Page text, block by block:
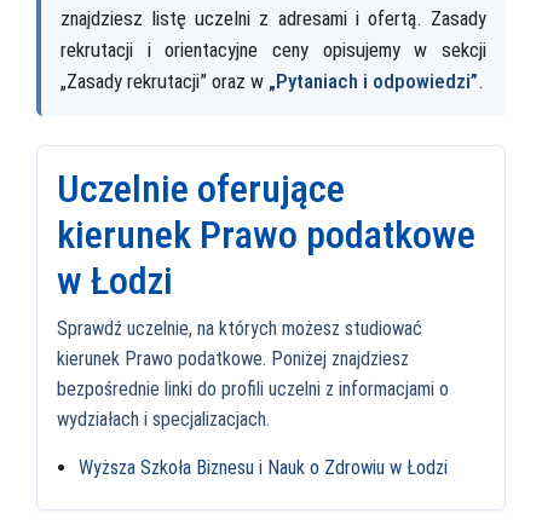
znajdziesz listę uczelni z adresami i ofertą. Zasady
rekrutacji i orientacyjne ceny opisujemy w sekcji
„Zasady rekrutacji” oraz w „Pytaniach i odpowiedzi”.
Uczelnie oferujące
kierunek Prawo podatkowe
w Łodzi
Sprawdź uczelnie, na których możesz studiować
kierunek Prawo podatkowe. Poniżej znajdziesz
bezpośrednie linki do profili uczelni z informacjami o
wydziałach i specjalizacjach.
Wyższa Szkoła Biznesu i Nauk o Zdrowiu w Łodzi